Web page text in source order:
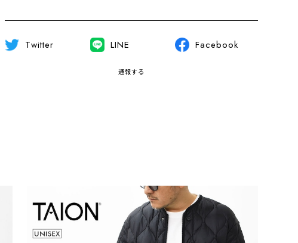
Twitter LINE Facebook
通報する